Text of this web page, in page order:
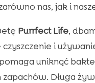
nas, jak i
Purrfect Life,
czyszczenie i
uniknąć
Długa